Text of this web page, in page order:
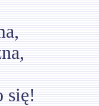
się!